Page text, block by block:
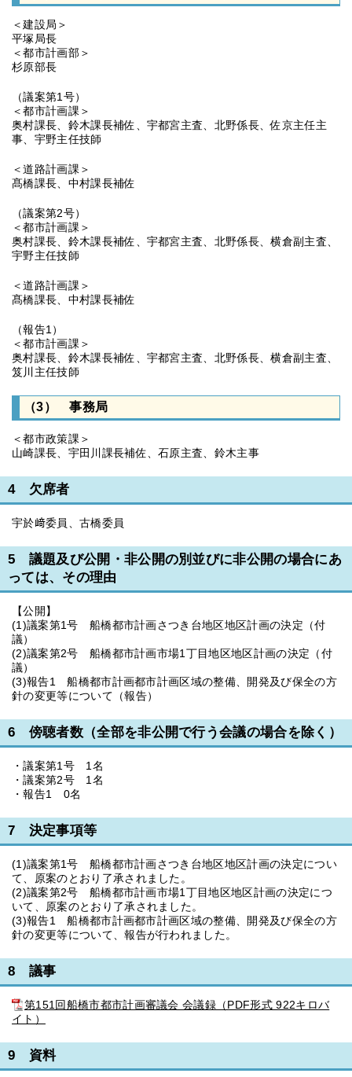
＜建設局＞
平塚局長
＜都市計画部＞
杉原部長
（議案第1号）
＜都市計画課＞
奥村課長、鈴木課長補佐、宇都宮主査、北野係長、佐京主任主
事、宇野主任技師
＜道路計画課＞
髙橋課長、中村課長補佐
（議案第2号）
＜都市計画課＞
奥村課長、鈴木課長補佐、宇都宮主査、北野係長、横倉副主査、
宇野主任技師
＜道路計画課＞
髙橋課長、中村課長補佐
（報告1）
＜都市計画課＞
奥村課長、鈴木課長補佐、宇都宮主査、北野係長、横倉副主査、
笈川主任技師
（3） 事務局
＜都市政策課＞
山崎課長、宇田川課長補佐、石原主査、鈴木主事
4 欠席者
宇於﨑委員、古橋委員
5 議題及び公開・非公開の別並びに非公開の場合にあ
っては、その理由
【公開】
(1)議案第1号 船橋都市計画さつき台地区地区計画の決定（付
議）
(2)議案第2号 船橋都市計画市場1丁目地区地区計画の決定（付
議）
(3)報告1 船橋都市計画都市計画区域の整備、開発及び保全の方
針の変更等について（報告）
6 傍聴者数（全部を非公開で行う会議の場合を除く）
・議案第1号 1名
・議案第2号 1名
・報告1 0名
7 決定事項等
(1)議案第1号 船橋都市計画さつき台地区地区計画の決定につい
て、原案のとおり了承されました。
(2)議案第2号 船橋都市計画市場1丁目地区地区計画の決定につ
いて、原案のとおり了承されました。
(3)報告1 船橋都市計画都市計画区域の整備、開発及び保全の方
針の変更等について、報告が行われました。
8 議事
第151回船橋市都市計画審議会 会議録（PDF形式 922キロバ
イト）
9 資料